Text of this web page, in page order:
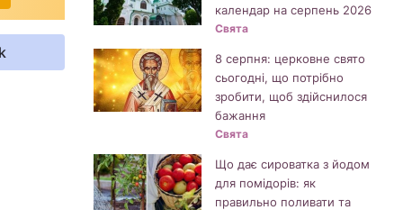
календар на серпень 2026
Свята
8 серпня: церковне свято
сьогодні, що потрібно
зробити, щоб здійснилося
бажання
Свята
Що дає сироватка з йодом
для помідорів: як
правильно поливати та